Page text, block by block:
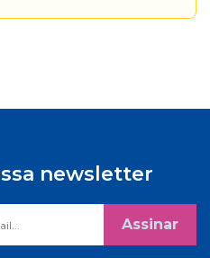
newsletter
Assinar